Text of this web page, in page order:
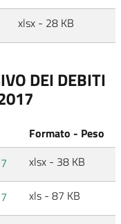
xlsx - 28 KB
DEI DEBITI
Formato - Peso
xlsx - 38 KB
xls - 87 KB